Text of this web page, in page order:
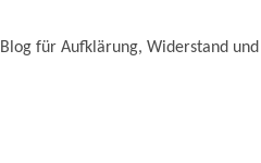
Blog für Aufklärung, Widerstand